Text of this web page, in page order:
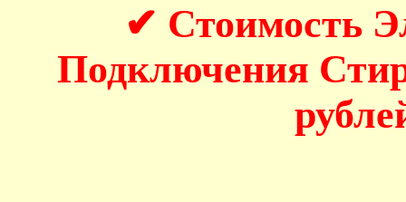
✔ Стоимость
Подключения